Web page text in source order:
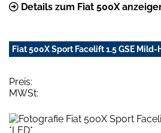
Details zum Fiat 500X
Fiat 500X Sport Facelift 1.5 GSE Mild-
Preis:
MWSt: